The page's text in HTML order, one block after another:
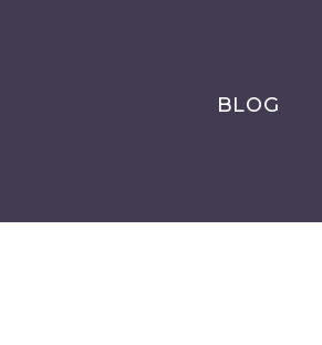
BLOG